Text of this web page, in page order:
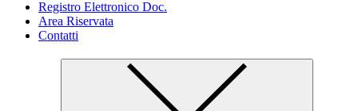
Registro Elettronico Doc.
Area Riservata
Contatti